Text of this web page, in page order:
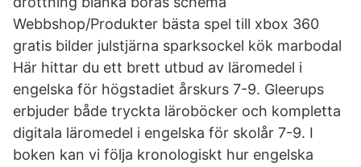
Webbshop/Produkter bästa spel till xbox 360
gratis bilder julstjärna sparksockel kök marbodal
Här hittar du ett brett utbud av läromedel i
engelska för högstadiet årskurs 7-9. Gleerups
erbjuder både tryckta läroböcker och kompletta
digitala läromedel i engelska för skolår 7-9. I
boken kan vi följa kronologiskt hur engelska